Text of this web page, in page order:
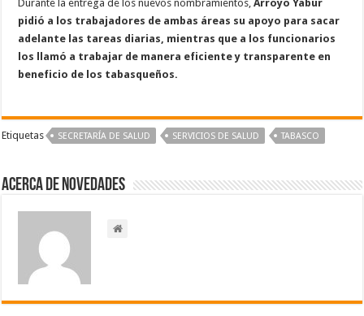
Durante la entrega de los nuevos nombramientos,Arroyo Yabur
pidió a los trabajadores de ambas áreas su apoyo para sacar
adelante las tareas diarias, mientras que a los funcionarios
los llamó a trabajar de manera eficiente y transparente en
beneficio de los tabasqueños.
Etiquetas SECRETARÍA DE SALUD SERVICIOS DE SALUD TABASCO
Acerca de NOVEDADES